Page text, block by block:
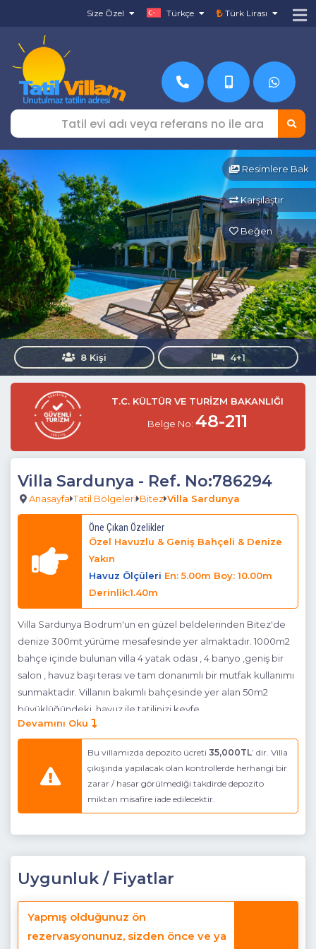
Size Özel Türkçe Türk Lirası
Resimlere Bak
Karşılaştır
Beğen
8 Kişi 4+1
T.C. KÜLTÜR VE TURİZM BAKANLIĞI
Belge No: 48-211
Villa Sardunya - Ref. No:786294
Anasayfa Tatil Bölgeleri Bitez Villa Sardunya
Öne Çıkan Özelikler
Özel Havuzlu & Geniş Bahçeli & Denize
Yakın
Havuz Ölçüleri En: 5.00m Boy: 10.00m
Derinlik:1.40m
Villa Sardunya Bodrum'un en güzel beldelerinden Bitez'de
denize 300mt yürüme mesafesinde yer almaktadır. 1000m2
bahçe içinde bulunan villa 4 yatak odası , 4 banyo ,geniş bir
salon , havuz başı terası ve tam donanımlı bir mutfak kullanımı
sunmaktadır. Villanın bakımlı bahçesinde yer alan 50m2
büyüklüğündeki havuz ile tatilinizi keyfe
dönüştürebilirsiniz.Barbekü imkanı sunan villada konforlu
bahçe oturma gurubu da mevcuttur.Konum olarak Bitez sahil
mahallesinde bulunan villadan 300 metre yürüyerek meşhur
Bitez kum plajlarına ulaşabilirsiniz.Uzun ve sığ kum plajlara
bölgedir. Sahil kenarında birçok restoran , kafe ve marketler
ZEMİN KAT :
Havuz Katı Terası :
Güneşlenme alanı, Özel havuz ve Özel
Devamını Oku
Bu villamızda depozito ücreti 35,000TL’ dir. Villa
çıkışında yapılacak olan kontrollerde herhangi bir
zarar / hasar görülmediği takdirde depozito
miktarı misafire iade edilecektir.
Uygunluk / Fiyatlar
Yapmış olduğunuz ön
rezervasyonunuz, sizden önce ve ya